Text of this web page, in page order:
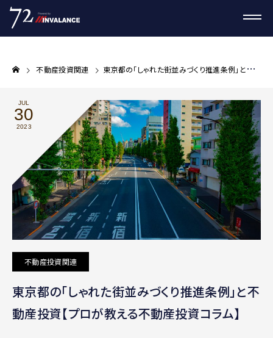
不動産投資関連 東京都の「しゃれた街並みづくり推進条例」と不動産投資【プロが教える不動産投資コラム】
JUL
30
2023
不動産投資関連
東京都の「しゃれた街並みづくり推進条例」と不
動産投資【プロが教える不動産投資コラム】